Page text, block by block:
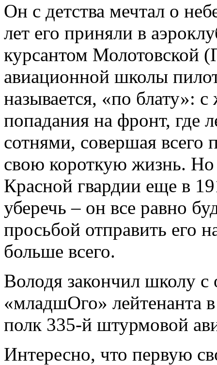
Он с детства мечтал о
лет его приняли в
курсантом Молотовской
авиационной школы
называется, «по блату»:
попадания на фронт, где
сотнями, совершая всего
свою короткую жизнь.
Красной гвардии еще в
уберечь – он все равно
просьбой отправить его
больше всего.
Володя закончил школу с
«младшОго» лейтенанта
полк 335-й штурмовой
Интересно, что первую